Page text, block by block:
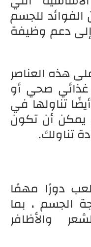
للجسم
دعم وظيفة
هذه العناصر
غذائي صحي أو
تناولها في
أن تكون
تناولك.
دورًا مهمًا
الجسم ، بما
والأظافر